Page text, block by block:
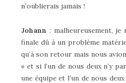
n’oublierais jamais !
Johann : malheureusement, je
finale dû à un problème
qu’à son retour mais nous
« et si l’un de nous deux n’y
une équipe et l’un de nous